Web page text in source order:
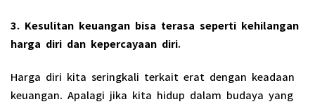
3. Kesulitan keuangan bisa terasa seperti kehilangan
harga diri dan kepercayaan diri.
Harga diri kita seringkali terkait erat dengan keadaan
keuangan. Apalagi jika kita hidup dalam budaya yang